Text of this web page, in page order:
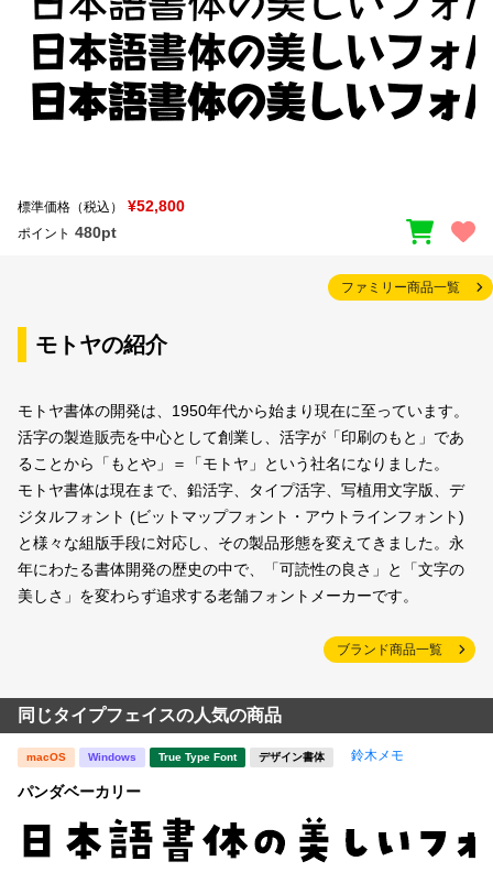
標準価格（税込） ¥52,800
ポイント 480pt
ファミリー商品一覧
モトヤの紹介
モトヤ書体の開発は、1950年代から始まり現在に至っています。
活字の製造販売を中心として創業し、活字が「印刷のもと」であ
ることから「もとや」＝「モトヤ」という社名になりました。
モトヤ書体は現在まで、鉛活字、タイプ活字、写植用文字版、デ
ジタルフォント (ビットマップフォント・アウトラインフォント)
と様々な組版手段に対応し、その製品形態を変えてきました。永
年にわたる書体開発の歴史の中で、「可読性の良さ」と「文字の
美しさ」を変わらず追求する老舗フォントメーカーです。
ブランド商品一覧
同じタイプフェイスの人気の商品
macOS Windows True Type Font デザイン書体 鈴木メモ
パンダベーカリー